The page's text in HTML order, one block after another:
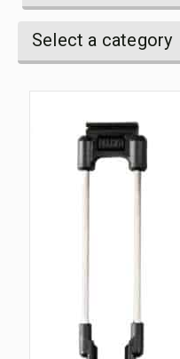
Select
a
category
Select a category
Select
category